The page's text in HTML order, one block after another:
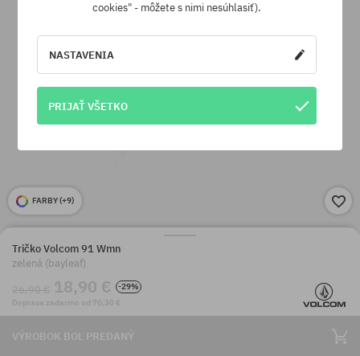
FARBY (+9)
Tričko Volcom 91 Wmn
zelená (bayleaf)
26,90 € 18,90 €
-29%
Doprava zadarmo od 70,30 €
VÝROBOK BOL PREDANÝ
cookies" - môžete s nimi nesúhlasiť).
NASTAVENIA
PRIJAŤ VŠETKO